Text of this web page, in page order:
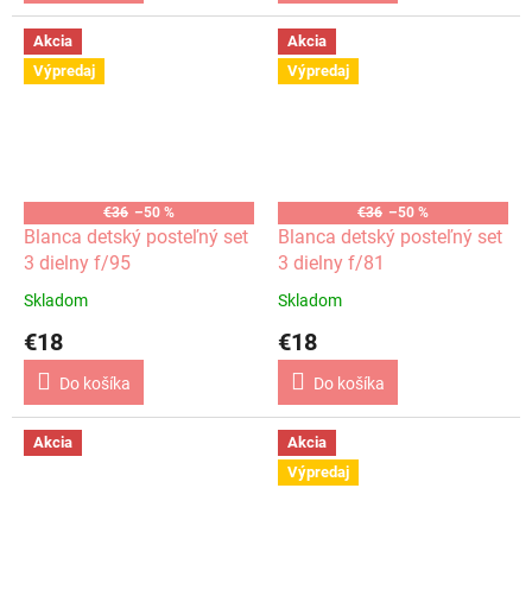
Akcia
Výpredaj
€36 –50 %
Blanca detský posteľný set
3 dielny f/95
Skladom
€18
Do košíka
Akcia
Výpredaj
€36 –50 %
Blanca detský posteľný set
3 dielny f/81
Skladom
€18
Do košíka
Akcia
Akcia
Výpredaj